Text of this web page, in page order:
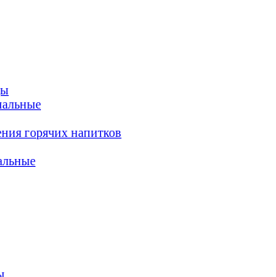
горячих напитков